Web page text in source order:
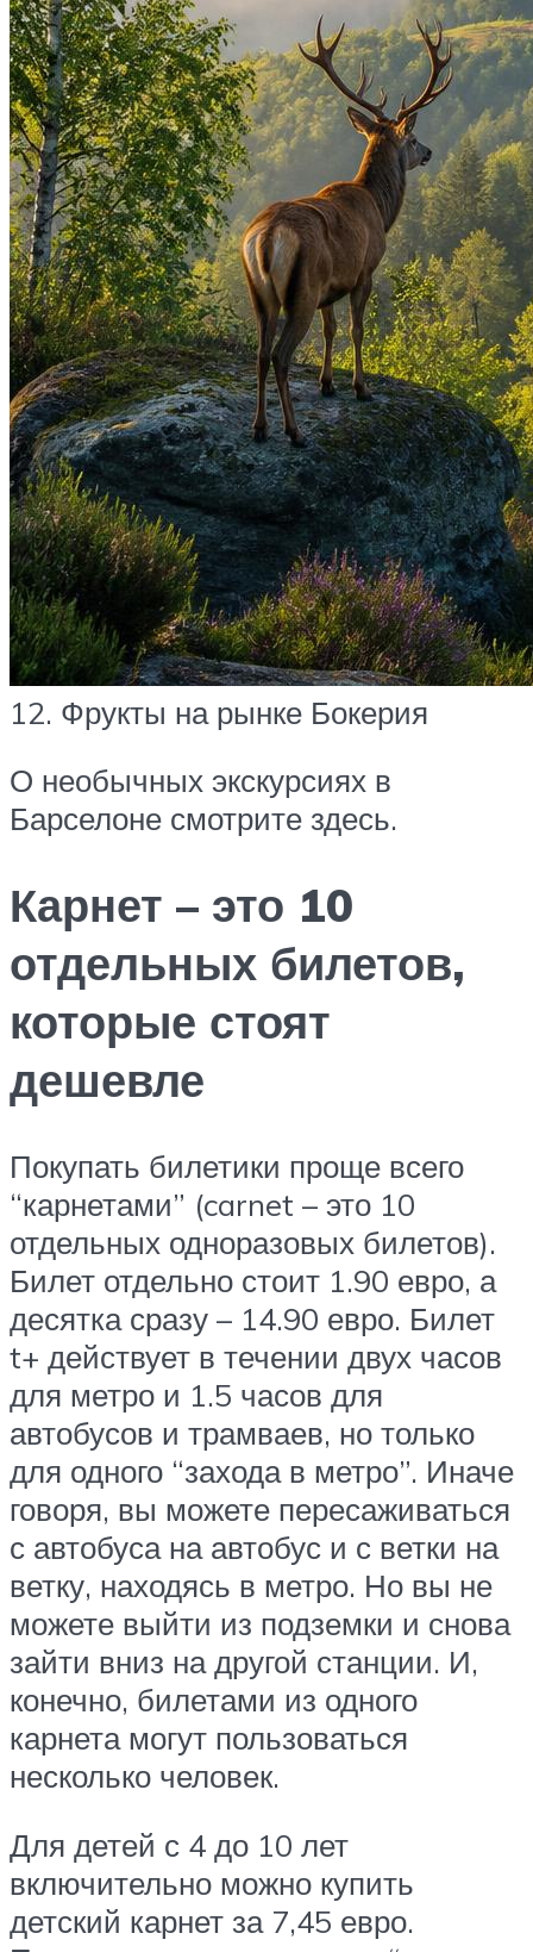
12. Фрукты на рынке Бокерия
О необычных экскурсиях в
Барселоне смотрите здесь.
Карнет – это 10
отдельных билетов,
которые стоят
дешевле
Покупать билетики проще всего
“карнетами” (carnet – это 10
отдельных одноразовых билетов).
Билет отдельно стоит 1.90 евро, а
десятка сразу – 14.90 евро. Билет
t+ действует в течении двух часов
для метро и 1.5 часов для
автобусов и трамваев, но только
для одного “захода в метро”. Иначе
говоря, вы можете пересаживаться
с автобуса на автобус и с ветки на
ветку, находясь в метро. Но вы не
можете выйти из подземки и снова
зайти вниз на другой станции. И,
конечно, билетами из одного
карнета могут пользоваться
несколько человек.
Для детей с 4 до 10 лет
включительно можно купить
детский карнет за 7,45 евро.